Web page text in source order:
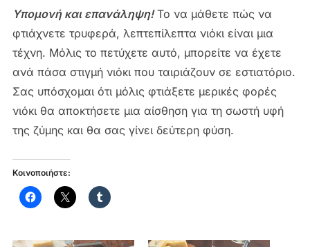
Υπομονή και επανάληψη!Το να μάθετε πώς να
φτιάχνετε τρυφερά, λεπτεπίλεπτα νιόκι είναι μια
τέχνη. Μόλις το πετύχετε αυτό, μπορείτε να έχετε
ανά πάσα στιγμή νιόκι που ταιριάζουν σε εστιατόριο.
Σας υπόσχομαι ότι μόλις φτιάξετε μερικές φορές
νιόκι θα αποκτήσετε μια αίσθηση για τη σωστή υφή
της ζύμης και θα σας γίνει δεύτερη φύση.
Κοινοποιήστε: